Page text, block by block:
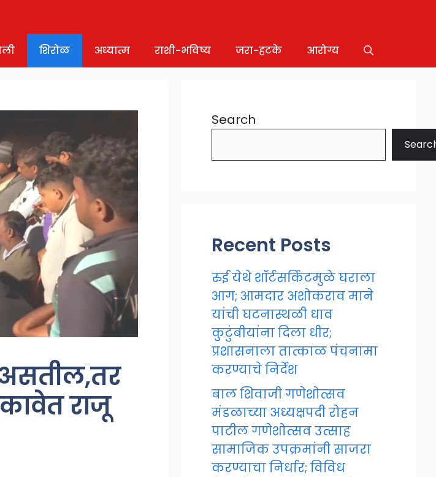
शिरोळ अध्यात्म राशी-भविष्य जरा-हटके आरोग्य
असतील,तर
राजू
Search
Recent Posts
रुई येथे शॉर्टसर्किटमुळे घराला
आग; आमदार अशोकराव माने
यांची घटनास्थळी धाव
कुटुंबीयांना दिला धीर;
प्रशासनाला तात्काळ पंचनामा
करण्याचे निर्देश
बाल शिवाजी गणेशोत्सव
मंडळाच्या अध्यक्षपदी रोहन
पाटील गणेशोत्सव उत्साह
सामाजिक उपक्रमांनी साजरा
करण्याचा निर्धार; विविध